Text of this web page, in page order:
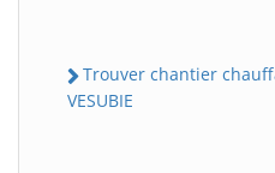
Trouver chantier
VESUBIE